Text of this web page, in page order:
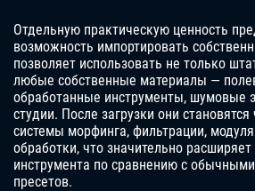
Отдельную практическую ценность
возможность импортировать
позволяет использовать не только
любые собственные материалы —
обработанные инструменты, шумовые
студии. После загрузки они
системы морфинга, фильтрации,
обработки, что значительно
инструмента по сравнению с
пресетов.